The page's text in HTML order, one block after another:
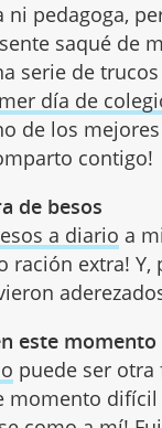
ni pedagoga,
saqué de
serie de
día de
de los
contigo!
de besos
a diario a
ración extra! Y,
este momento
puede ser
momento difícil